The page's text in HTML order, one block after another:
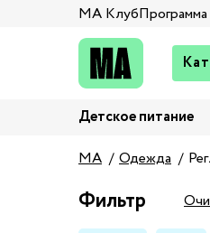
МА Клуб
Детское питание
MA
Одежда
Фильтр